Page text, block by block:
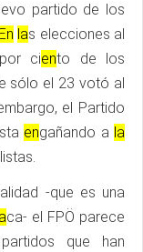
partido de los
En las elecciones al
ciento de los
sólo el 23 votó al
el Partido
engañando a la
-que es una
ca- el FPÖ parece
que han